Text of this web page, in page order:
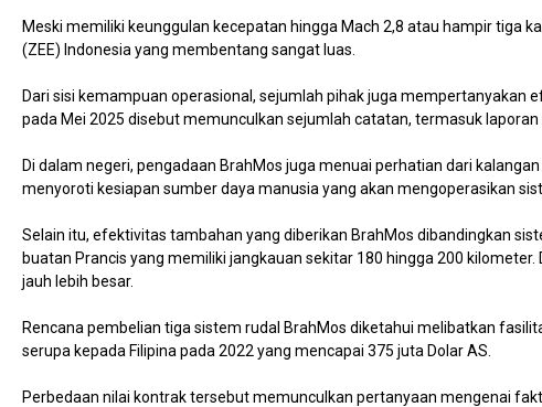
Meski memiliki keunggulan kecepatan hingga Mach 2,8 atau hampir tiga
(ZEE) Indonesia yang membentang sangat luas.
Dari sisi kemampuan operasional, sejumlah pihak juga
pada Mei 2025 disebut memunculkan sejumlah catatan, termasuk
Di dalam negeri, pengadaan BrahMos juga menuai perhatian dari
menyoroti kesiapan sumber daya manusia yang akan mengoperasikan
Selain itu, efektivitas tambahan yang diberikan BrahMos dibandingkan
buatan Prancis yang memiliki jangkauan sekitar 180 hingga 200
jauh lebih besar.
Rencana pembelian tiga sistem rudal BrahMos diketahui melibatkan
serupa kepada Filipina pada 2022 yang mencapai 375 juta Dolar AS.
Perbedaan nilai kontrak tersebut memunculkan pertanyaan mengenai